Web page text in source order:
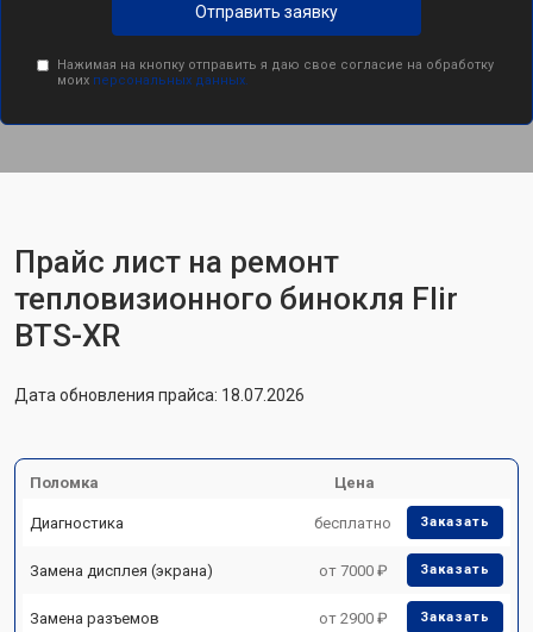
Отправить заявку
Нажимая на кнопку отправить я даю свое согласие на обработку
моих персональных данных.
Прайс лист на ремонт
тепловизионного бинокля Flir
BTS-XR
Дата обновления прайса: 18.07.2026
Поломка Цена
Диагностика бесплатно Заказать
Замена дисплея (экрана) от 7000 ₽ Заказать
Замена разъемов от 2900 ₽ Заказать